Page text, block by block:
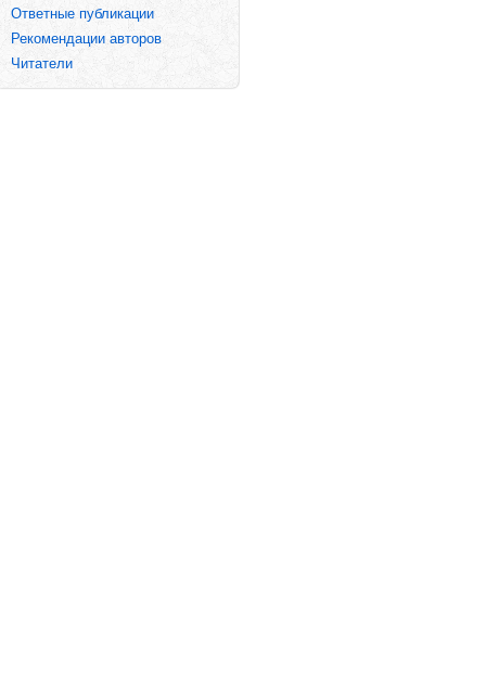
Ответные публикации
Рекомендации авторов
Читатели